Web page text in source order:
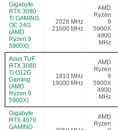
Gigabyte
RTX 3090
Ti GAMING
OC 24G
(AMD
Ryzen 9
5900X)
2028 MHz
21000 MHz
AMD
Ryzen
9
5900X
4900
MHz
Asus TUF
RTX 3080
Ti O12G
Gaming
(AMD
Ryzen 9
5900X)
1813 MHz
19000 MHz
AMD
Ryzen
9
5900X
4900
MHz
Gigabyte
RTX 4070
GAMING
AMD
Ryzen